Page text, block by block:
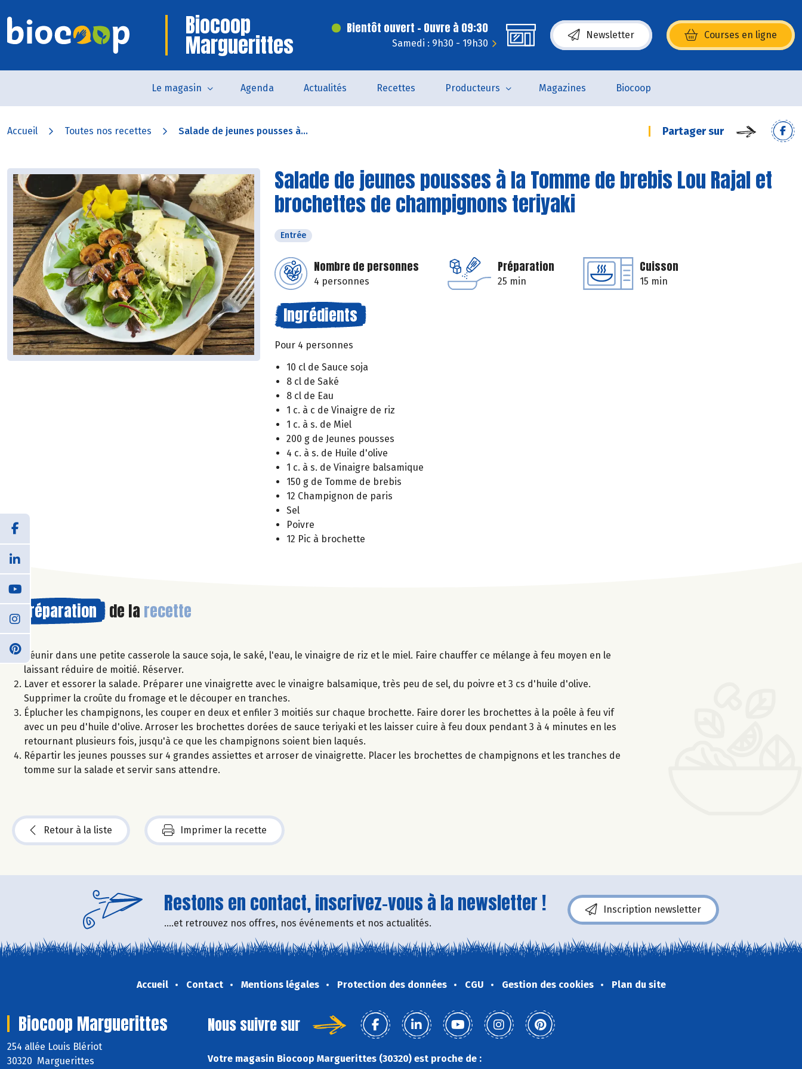
Biocoop
Marguerittes
Bientôt ouvert - Ouvre à 09:30
Samedi : 9h30 - 19h30
Newsletter Courses en ligne
(s’ouvre dans une nouvelle fenêtre)
Le magasin Agenda Actualités Recettes Producteurs Magazines Biocoop
Accueil Toutes nos recettes Salade de jeunes pousses à... Partager sur
Salade de jeunes pousses à la Tomme de brebis Lou Rajal et
brochettes de champignons teriyaki
Entrée
Nombre de personnes
4 personnes
Préparation
25 min
Cuisson
15 min
Ingrédients
Pour 4 personnes
10 cl de Sauce soja
8 cl de Saké
8 cl de Eau
1 c. à c de Vinaigre de riz
1 c. à s. de Miel
200 g de Jeunes pousses
4 c. à s. de Huile d'olive
1 c. à s. de Vinaigre balsamique
150 g de Tomme de brebis
12 Champignon de paris
Sel
Poivre
12 Pic à brochette
Préparation de la recette
Réunir dans une petite casserole la sauce soja, le saké, l'eau, le vinaigre de riz et le miel. Faire chauffer ce mélange à feu moyen en le
laissant réduire de moitié. Réserver.
Laver et essorer la salade. Préparer une vinaigrette avec le vinaigre balsamique, très peu de sel, du poivre et 3 cs d'huile d'olive.
Supprimer la croûte du fromage et le découper en tranches.
Éplucher les champignons, les couper en deux et enfiler 3 moitiés sur chaque brochette. Faire dorer les brochettes à la poêle à feu vif
avec un peu d'huile d'olive. Arroser les brochettes dorées de sauce teriyaki et les laisser cuire à feu doux pendant 3 à 4 minutes en les
retournant plusieurs fois, jusqu'à ce que les champignons soient bien laqués.
Répartir les jeunes pousses sur 4 grandes assiettes et arroser de vinaigrette. Placer les brochettes de champignons et les tranches de
tomme sur la salade et servir sans attendre.
Retour à la liste Imprimer la recette
Restons en contact, inscrivez-vous à la newsletter !
....et retrouvez nos offres, nos événements et nos actualités.
Inscription newsletter
Accueil Contact Mentions légales Protection des données CGU Gestion des cookies Plan du site
Biocoop Marguerittes
254 allée Louis Blériot
30320 Marguerittes
Nous suivre sur
Votre magasin Biocoop Marguerittes (30320) est proche de :